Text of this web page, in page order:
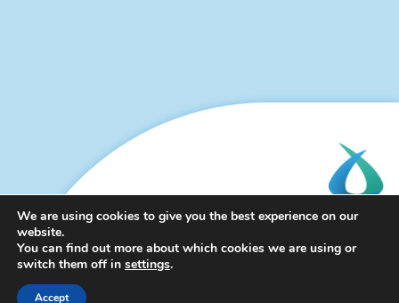
We are using cookies to give you the best experience on our
website.
You can find out more about which cookies we are using or
switch them off in settings.
Accept